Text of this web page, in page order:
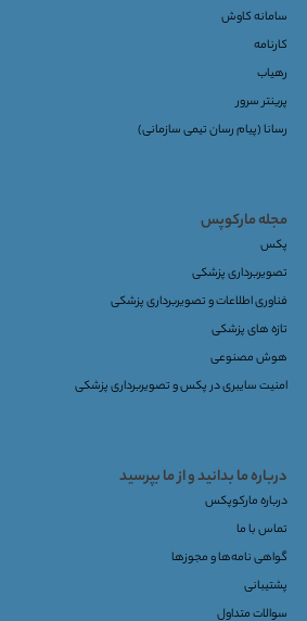
سامانه کاوش
کارنامه
رهیاب
پرینتر سرور
رسانا (پیام رسان تیمی سازمانی)
مجله مارکوپس
پکس
تصویربرداری پزشکی
فناوری اطلاعات و تصویربرداری پزشکی
تازه های پزشکی
هوش مصنوعی
امنیت سایبری در پکس و تصویربرداری پزشکی
درباره ما بدانید و از ما بپرسید
درباره مارکوپکس
تماس با ما
گواهی نامه‌ها و مجوزها
پشتیبانی
سوالات متداول